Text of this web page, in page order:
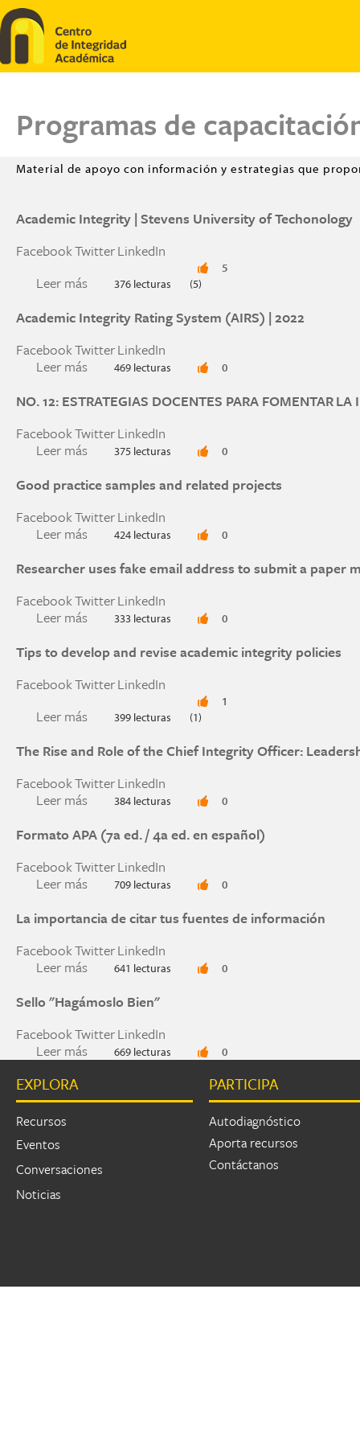
Pasar al contenido principal
Programas de
Material de apoyo con información y estrategias que
Academic Integrity | Stevens University of Techonology
FacebookTwitterLinkedIn
Leer más sobre Academic Integrity | Stevens University
376 lecturas
5
(5)
Academic Integrity Rating System (AIRS) | 2022
FacebookTwitterLinkedIn
Leer más sobre Academic Integrity Rating System (AIRS)
469 lecturas 0
NO. 12: ESTRATEGIAS DOCENTES PARA FOMENTAR
FacebookTwitterLinkedIn
Leer más sobre NO. 12: ESTRATEGIAS DOCENTES
375 lecturas 0
Good practice samples and related projects
FacebookTwitterLinkedIn
Leer más sobre Good practice samples and related
424 lecturas 0
Researcher uses fake email address to submit a
FacebookTwitterLinkedIn
Leer más sobre Researcher uses fake email address to
333 lecturas 0
Tips to develop and revise academic integrity policies
FacebookTwitterLinkedIn
Leer más sobre Tips to develop and revise academic
399 lecturas
1
(1)
The Rise and Role of the Chief Integrity Officer:
FacebookTwitterLinkedIn
Leer más sobre The Rise and Role of the Chief Integrity
384 lecturas 0
Formato APA (7a ed. / 4a ed. en español)
FacebookTwitterLinkedIn
Leer más sobre Formato APA (7a ed. / 4a ed. en español)
709 lecturas 0
La importancia de citar tus fuentes de información
FacebookTwitterLinkedIn
Leer más sobre La importancia de citar tus fuentes de
641 lecturas 0
Sello "Hagámoslo Bien"
FacebookTwitterLinkedIn
Leer más sobre Sello "Hagámoslo Bien"
669 lecturas 0
Páginas
EXPLORA
Recursos
Eventos
Conversaciones
Noticias
PARTICIPA
Autodiagnóstico
Aporta recursos
Contáctanos